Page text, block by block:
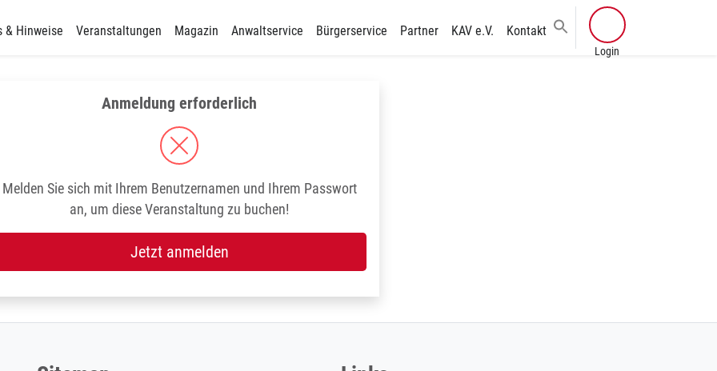
& Hinweise Veranstaltungen Magazin Anwaltservice Bürgerservice Partner KAV e.V. Kontakt
Anmeldung erforderlich
Melden Sie sich mit Ihrem Benutzernamen und Ihrem Passwort
an, um diese Veranstaltung zu buchen!
Jetzt anmelden